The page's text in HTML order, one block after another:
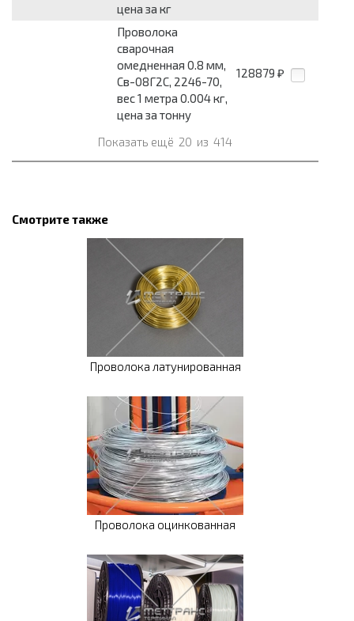
цена за кг
Проволока
сварочная
омедненная 0.8 мм,
Св-08Г2С, 2246-70,
вес 1 метра 0.004 кг,
цена за тонну
128879 ₽
Показать ещё 20 из 414
Смотрите также
Проволока латунированная
Проволока оцинкованная